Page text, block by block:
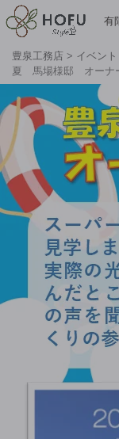
有
豊泉工務店 > イベント
夏 馬場様邸 オーナ